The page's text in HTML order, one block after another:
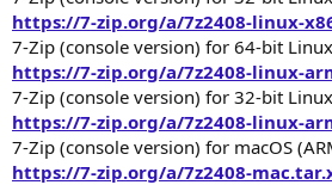
https://7-zip.org/a/7z2408-linux-
7-Zip (console version) for 64-bit
https://7-zip.org/a/7z2408-linux-
7-Zip (console version) for 32-bit
https://7-zip.org/a/7z2408-linux-
7-Zip (console version) for macOS
https://7-zip.org/a/7z2408-